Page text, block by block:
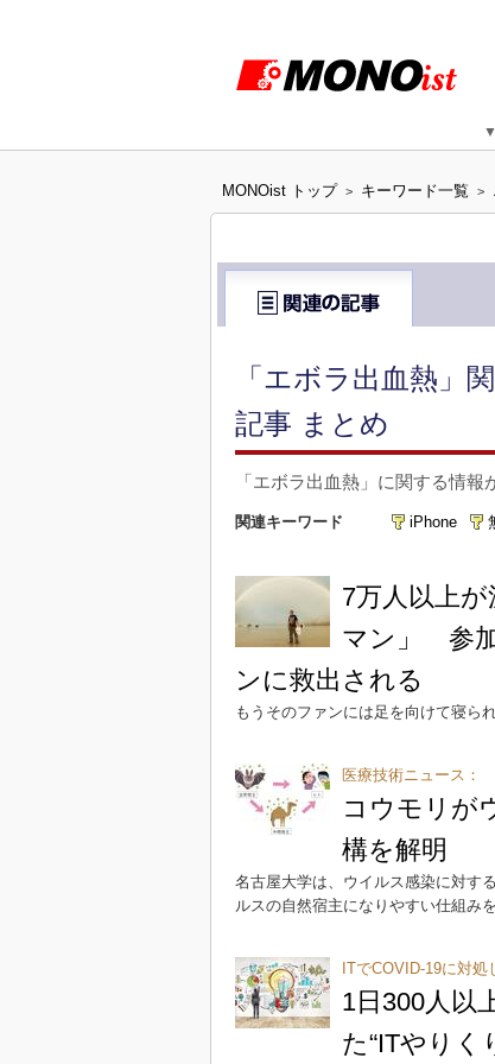
▼
MONOist トップ > キーワード一覧 >
「エボラ出血熱」
記事 まとめ
「エボラ出血熱」に関する情報
関連キーワード iPhone
7万人以上
マン」 参
ンに救出される
もうそのファンには足を向けて寝られ
医療技術ニュース：
コウモリが
構を解明
名古屋大学は、ウイルス感染に対す
ルスの自然宿主になりやすい仕組み
ITでCOVID-19に対処
1日300人以
た“ITやりく